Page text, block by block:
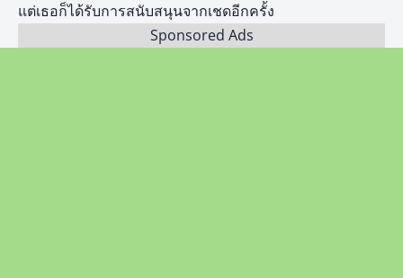
แต่เธอก็ได้รับการสนับสนุนจากเชดอีกครั้ง
Sponsored Ads